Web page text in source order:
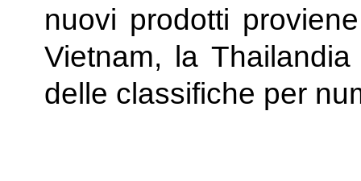
nuovi prodotti
Vietnam, la
delle classifiche per